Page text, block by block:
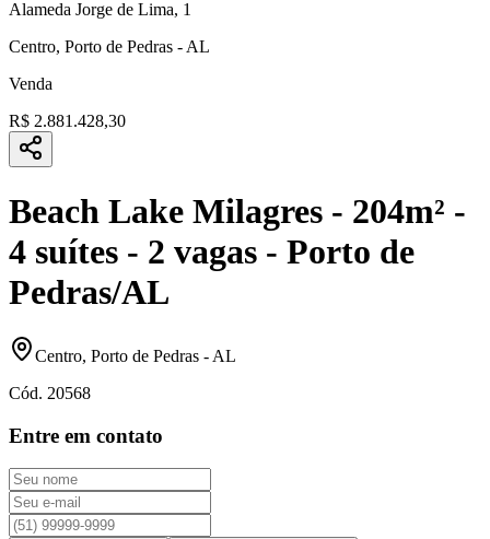
Alameda Jorge de Lima, 1
Centro, Porto de Pedras - AL
Venda
R$ 2.881.428,30
Beach Lake Milagres - 204m² -
4 suítes - 2 vagas - Porto de
Pedras/AL
Centro, Porto de Pedras - AL
Cód. 20568
Entre em contato